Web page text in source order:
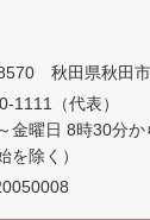
秋田県秋田
1111（代表）
金曜日 8時30分
を除く）